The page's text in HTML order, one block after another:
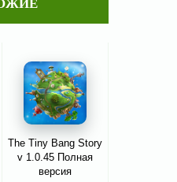
The Tiny Bang Story
v 1.0.45 Полная
версия